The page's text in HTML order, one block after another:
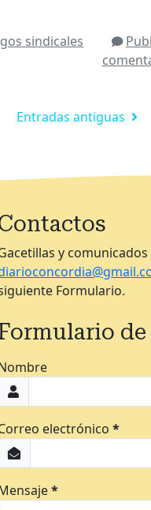
sindicales
Entradas antiguas
y
Formulario.
electrónico *
*